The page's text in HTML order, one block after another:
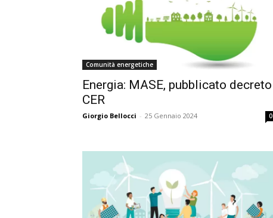
Comunità energetiche
Energia: MASE, pubblicato decreto
CER
Giorgio Bellocci - 25 Gennaio 2024 0